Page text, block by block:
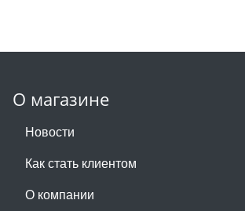
О магазине
Новости
Как стать клиентом
О компании